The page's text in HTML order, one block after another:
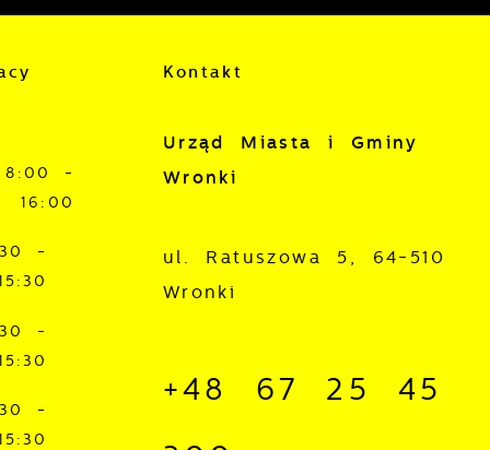
8:00 -
16:00
-
-
-
Kontakt
Urząd Miasta i Gminy
Wronki
ul. Ratuszowa 5, 64-510
Wronki
+48 67 25 45